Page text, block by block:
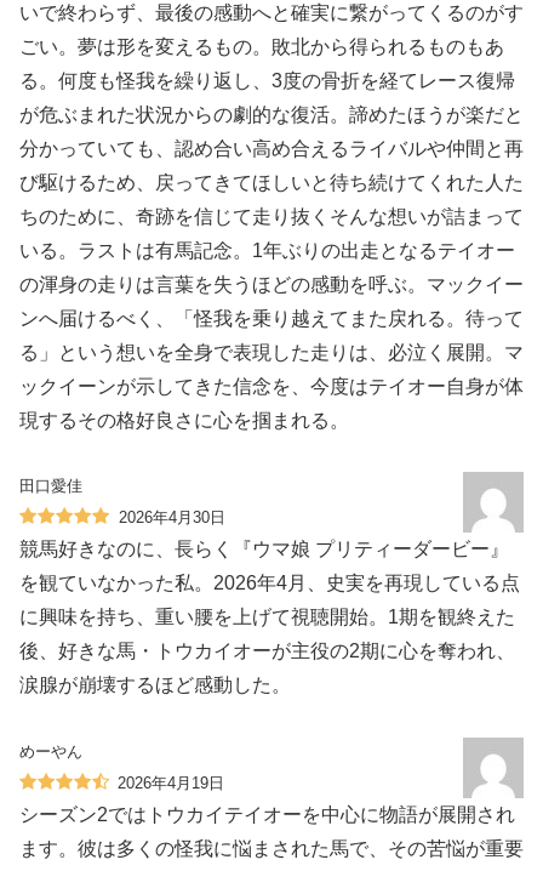
いで終わらず、最後の感動へと確実に繋がってくるのがす
ごい。夢は形を変えるもの。敗北から得られるものもあ
る。何度も怪我を繰り返し、3度の骨折を経てレース復帰
が危ぶまれた状況からの劇的な復活。諦めたほうが楽だと
分かっていても、認め合い高め合えるライバルや仲間と再
び駆けるため、戻ってきてほしいと待ち続けてくれた人た
ちのために、奇跡を信じて走り抜くそんな想いが詰まって
いる。ラストは有馬記念。1年ぶりの出走となるテイオー
の渾身の走りは言葉を失うほどの感動を呼ぶ。マックイー
ンへ届けるべく、「怪我を乗り越えてまた戻れる。待って
る」という想いを全身で表現した走りは、必泣く展開。マ
ックイーンが示してきた信念を、今度はテイオー自身が体
現するその格好良さに心を掴まれる。
田口愛佳
2026年4月30日
競馬好きなのに、長らく『ウマ娘 プリティーダービー』
を観ていなかった私。2026年4月、史実を再現している点
に興味を持ち、重い腰を上げて視聴開始。1期を観終えた
後、好きな馬・トウカイオーが主役の2期に心を奪われ、
涙腺が崩壊するほど感動した。
めーやん
2026年4月19日
シーズン2ではトウカイテイオーを中心に物語が展開され
ます。彼は多くの怪我に悩まされた馬で、その苦悩が重要